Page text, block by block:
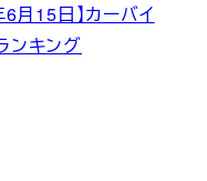
6月15日】カーバイ
ンキング